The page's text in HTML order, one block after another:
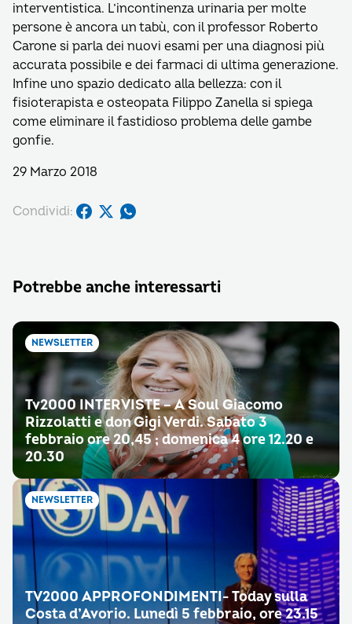
interventistica. L’incontinenza urinaria per molte
persone è ancora un tabù, con il professor Roberto
Carone si parla dei nuovi esami per una diagnosi più
accurata possibile e dei farmaci di ultima generazione.
Infine uno spazio dedicato alla bellezza: con il
fisioterapista e osteopata Filippo Zanella si spiega
come eliminare il fastidioso problema delle gambe
gonfie.
29 Marzo 2018
Condividi:
Potrebbe anche interessarti
NEWSLETTER
Tv2000 INTERVISTE – A Soul Giacomo
Rizzolatti e don Gigi Verdi. Sabato 3
febbraio ore 20,45 ; domenica 4 ore 12.20 e
20.30
NEWSLETTER
TV2000 APPROFONDIMENTI- Today sulla
Costa d’Avorio. Lunedì 5 febbraio, ore 23.15